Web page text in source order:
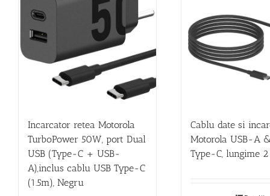
Incarcator retea Motorola
TurboPower 50W, port Dual
USB (Type-C + USB-
A),inclus cablu USB Type-C
(1.5m), Negru
Cablu date si
Motorola USB-A
Type-C, lungime